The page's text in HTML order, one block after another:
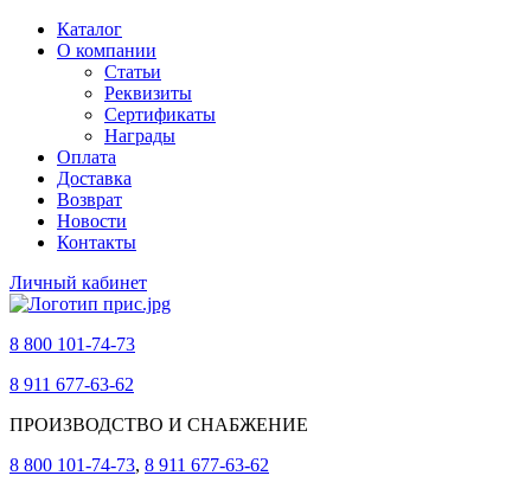
Каталог
О компании
Статьи
Реквизиты
Сертификаты
Награды
Оплата
Доставка
Возврат
Новости
Контакты
Личный кабинет
8 800 101-74-73
8 911 677-63-62
ПРОИЗВОДСТВО И СНАБЖЕНИЕ
8 800 101-74-73, 8 911 677-63-62